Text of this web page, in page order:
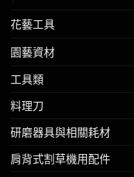
花藝工具
園藝資材
工具類
料理刀
研磨器具與相關耗材
肩背式割草機用配件